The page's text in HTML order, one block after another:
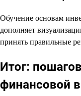
Обучение основам
дополняет
принять правильные
Итог:
финансовой